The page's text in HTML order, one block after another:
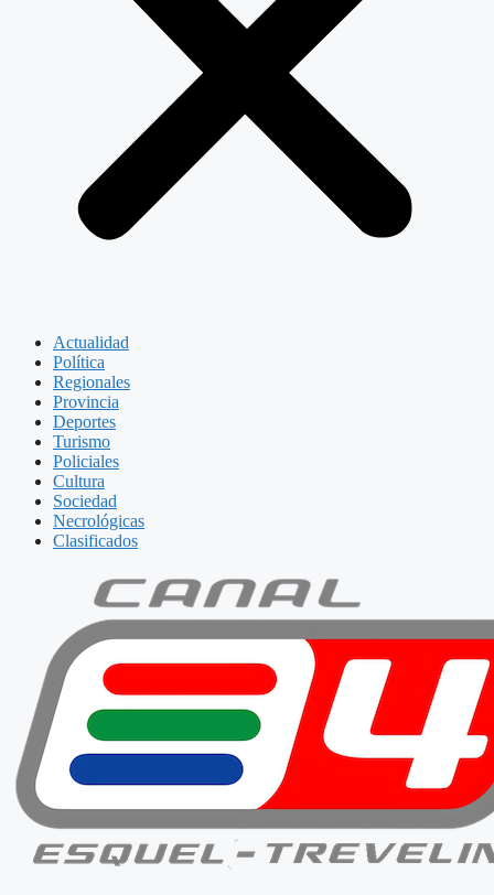
Actualidad
Política
Regionales
Provincia
Deportes
Turismo
Policiales
Cultura
Sociedad
Necrológicas
Clasificados